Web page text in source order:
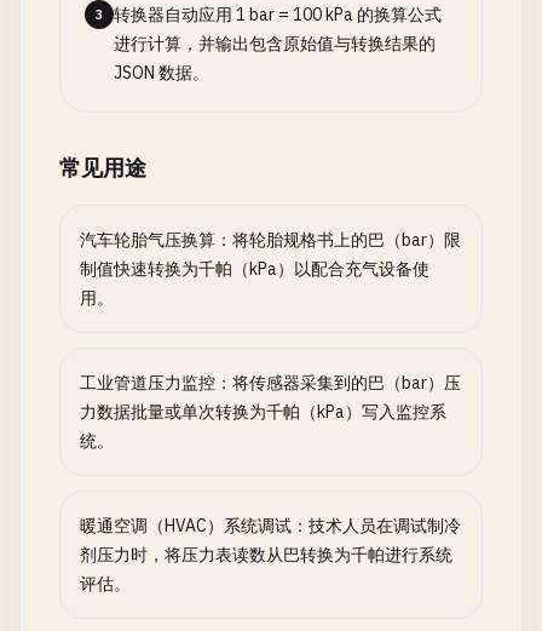
3
转换器自动应用 1 bar = 100 kPa 的换算公式
进行计算，并输出包含原始值与转换结果的
JSON 数据。
常见用途
汽车轮胎气压换算：将轮胎规格书上的巴（bar）限
制值快速转换为千帕（kPa）以配合充气设备使
用。
工业管道压力监控：将传感器采集到的巴（bar）压
力数据批量或单次转换为千帕（kPa）写入监控系
统。
暖通空调（HVAC）系统调试：技术人员在调试制冷
剂压力时，将压力表读数从巴转换为千帕进行系统
评估。